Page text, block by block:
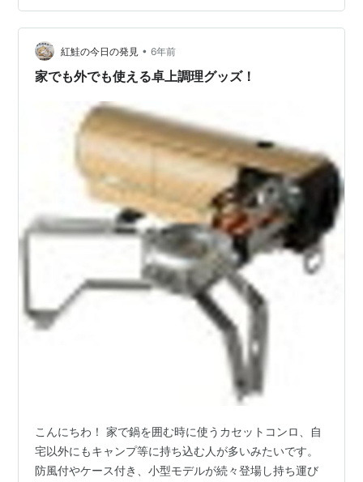
楽天市場でもアマゾンでも、大体4000円～4200円前後
です。 CB-JCB イワタニ 【屋外専用】アウトドア用シン
グルバーナー Iwata…
紅鮭の今日の発見 • 6年前
家でも外でも使える卓上調理グッズ！
こんにちわ！ 家で鍋を囲む時に使うカセットコンロ、自
宅以外にもキャンプ等に持ち込む人が多いみたいです。
防風付やケース付き、小型モデルが続々登場し持ち運び